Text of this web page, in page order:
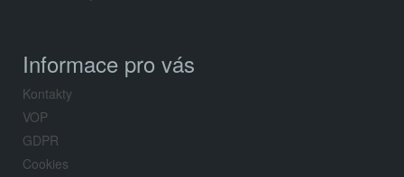
Informace pro vás
Kontakty
VOP
GDPR
Cookies